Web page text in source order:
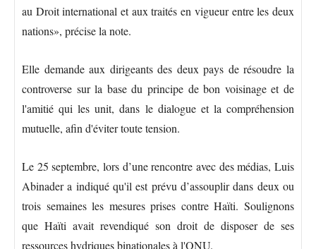
au Droit international et aux traités en vigueur entre les deux
nations», précise la note.
Elle demande aux dirigeants des deux pays de résoudre la
controverse sur la base du principe de bon voisinage et de
l'amitié qui les unit, dans le dialogue et la compréhension
mutuelle, afin d'éviter toute tension.
Le 25 septembre, lors d’une rencontre avec des médias, Luis
Abinader a indiqué qu'il est prévu d’assouplir dans deux ou
trois semaines les mesures prises contre Haïti. Soulignons
que Haïti avait revendiqué son droit de disposer de ses
ressources hydriques binationales à l'ONU.